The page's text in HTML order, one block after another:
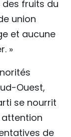
fruits du
union
et aucune
»
Ouest,
se nourrit
attention
de